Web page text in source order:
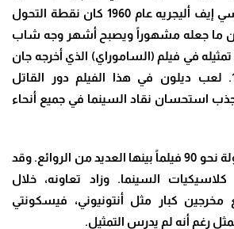
النساء) للمخرج الفرنسي إيف أليجريه عام 1960 كان نقطة التحول
أن ما جعله مشهوراً ويصبح أشهر وجه شاب
في فيلم (الساموراي) الذي أخرجه جان
بيير ملفيل عام 1967. لعب ديلون في هذا الفيلم دور القاتل
استحسان نقاد السينما في جميع أنحاء
اضطلع ديلون ببطولة نحو 90 فيلماً بينها العديد من الروائع. وقد
السينما. وزاد تعاونه، خلال
مخرجين كبار مثل أنتونيوني، فيسكونتي
رغم أنه لم يدرس التمثيل.